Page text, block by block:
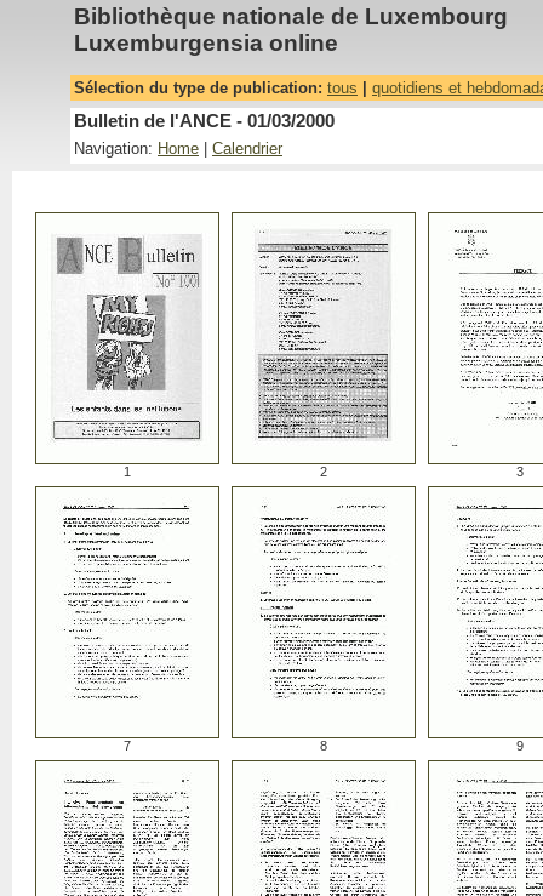
Bibliothèque nationale de Luxembourg
Luxemburgensia online
Sélection du type de publication: tous quotidiens et
Bulletin de l'ANCE - 01/03/2000
Navigation: Home Calendrier
1 2 3
7 8 9